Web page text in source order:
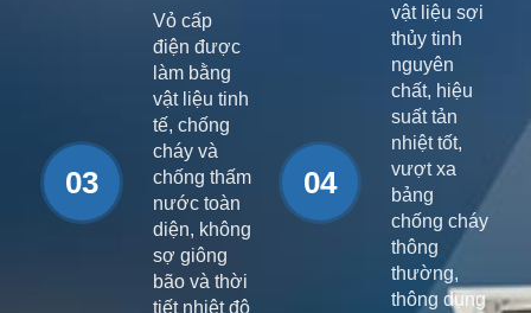
03
Vỏ cấp
điện được
làm bằng
vật liệu tinh
tế, chống
cháy và
chống thấm
nước toàn
diện, không
sợ giông
bão và thời
tiết nhiệt độ
04
vật liệu sợi
thủy tinh
nguyên
chất, hiệu
suất tản
nhiệt tốt,
vượt xa
bảng
chống cháy
thông
thường,
thông dụng